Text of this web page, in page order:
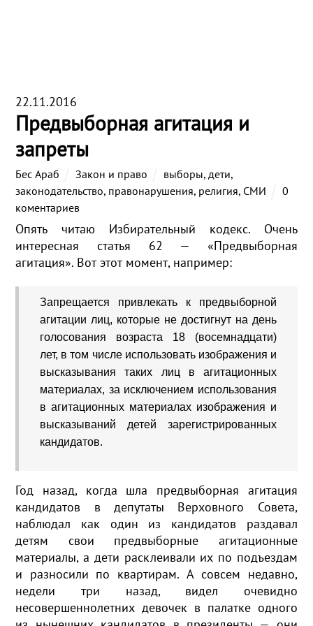
22.11.2016
Предвыборная агитация и
запреты
Бес Араб Закон и право выборы, дети,
законодательство, правонарушения, религия, СМИ
0
коментариев
Опять читаю Избирательный кодекс. Очень
интересная статья 62 — «Предвыборная
агитация». Вот этот момент, например:
Запрещается привлекать к предвыборной
агитации лиц, которые не достигнут на день
голосования возраста 18 (восемнадцати)
лет, в том числе использовать изображения и
высказывания таких лиц в агитационных
материалах, за исключением использования
в агитационных материалах изображения и
высказываний детей зарегистрированных
кандидатов.
Год назад, когда шла предвыборная агитация
кандидатов в депутаты Верховного Совета,
наблюдал как один из кандидатов раздавал
детям свои предвыборные агитационные
материалы, а дети расклеивали их по подъездам
и разносили по квартирам. А совсем недавно,
недели три назад, видел очевидно
несовершеннолетних девочек в палатке одного